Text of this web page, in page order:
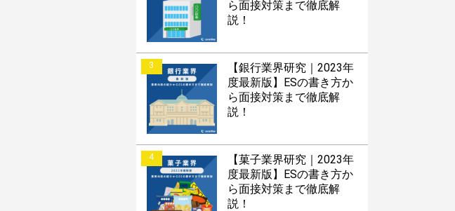
ら面接対策まで徹底解
説！
3
【銀行業界研究｜2023年
度最新版】ESの書き方か
ら面接対策まで徹底解
説！
4
【菓子業界研究｜2023年
度最新版】ESの書き方か
ら面接対策まで徹底解
説！